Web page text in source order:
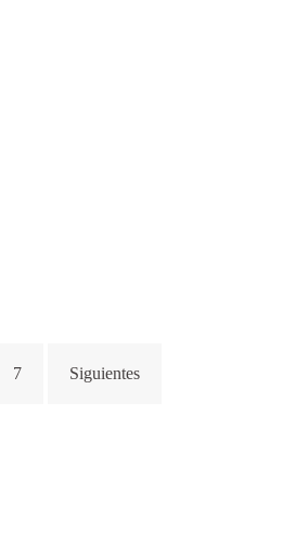
7 Siguientes